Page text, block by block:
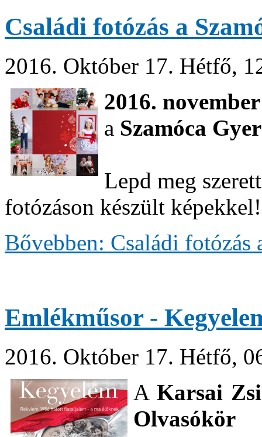
Családi fotózás a
2016. Október 17. Hétfő,
2016.
a Szamóca
Lepd meg
fotózáson készült képekkel!
Bővebben: Családi fotózás
Emlékműsor -
2016. Október 17. Hétfő,
AKarsai
Olvasókör